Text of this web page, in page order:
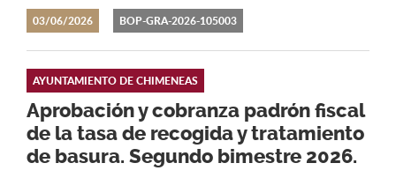
03/06/2026 BOP-GRA-2026-105003
Aprobación y cobranza padrón fiscal
de la tasa de recogida y tratamiento
de basura. Segundo bimestre 2026.
AYUNTAMIENTO DE CHIMENEAS